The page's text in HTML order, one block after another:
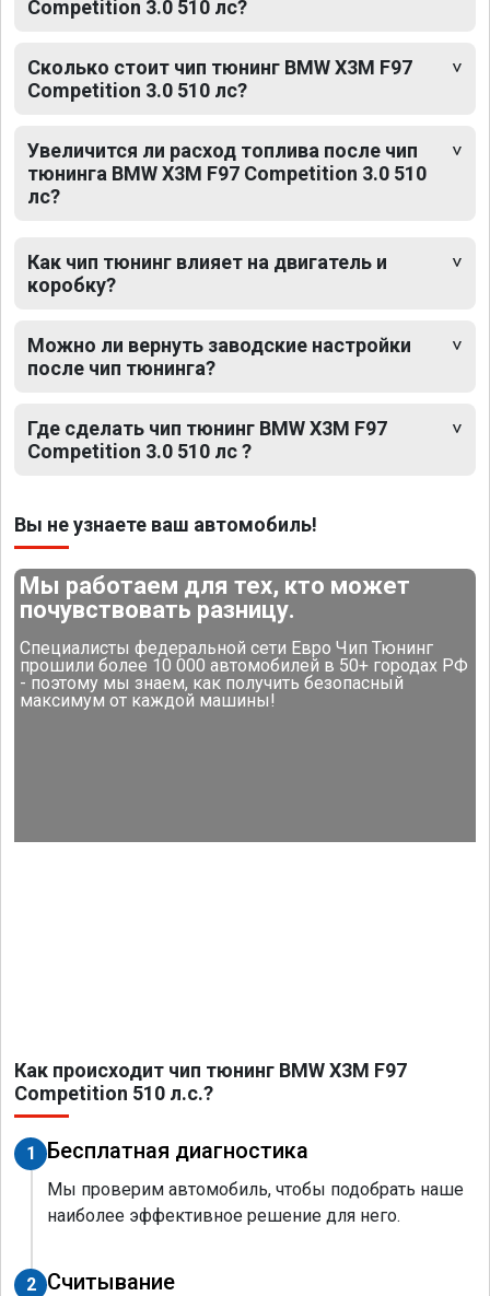
Competition 3.0 510 лс?
Сколько стоит чип тюнинг BMW X3M F97
Competition 3.0 510 лс?
Увеличится ли расход топлива после чип
тюнинга BMW X3M F97 Competition 3.0 510
лс?
Как чип тюнинг влияет на двигатель и
коробку?
Можно ли вернуть заводские настройки
после чип тюнинга?
Где сделать чип тюнинг BMW X3M F97
Competition 3.0 510 лс ?
Вы не узнаете ваш автомобиль!
Мы работаем для тех, кто может
почувствовать разницу.
Специалисты федеральной сети Евро Чип Тюнинг
прошили более 10 000 автомобилей в 50+ городах РФ
- поэтому мы знаем, как получить безопасный
максимум от каждой машины!
Как происходит чип тюнинг BMW X3M F97
Competition 510 л.с.?
1 Бесплатная диагностика
Мы проверим автомобиль, чтобы подобрать наше
наиболее эффективное решение для него.
2 Считывание